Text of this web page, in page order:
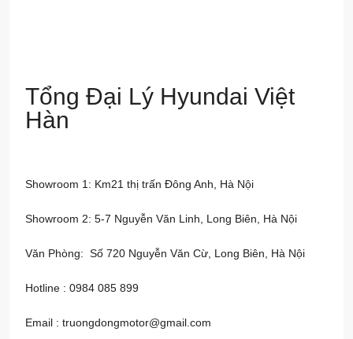
Tổng Đại Lý Hyundai Việt
Hàn
Showroom 1: Km21 thị trấn Đông Anh, Hà Nội
Showroom 2: 5-7 Nguyễn Văn Linh, Long Biên, Hà Nội
Văn Phòng: Số 720 Nguyễn Văn Cừ, Long Biên, Hà Nội
Hotline : 0984 085 899
Email : truongdongmotor@gmail.com